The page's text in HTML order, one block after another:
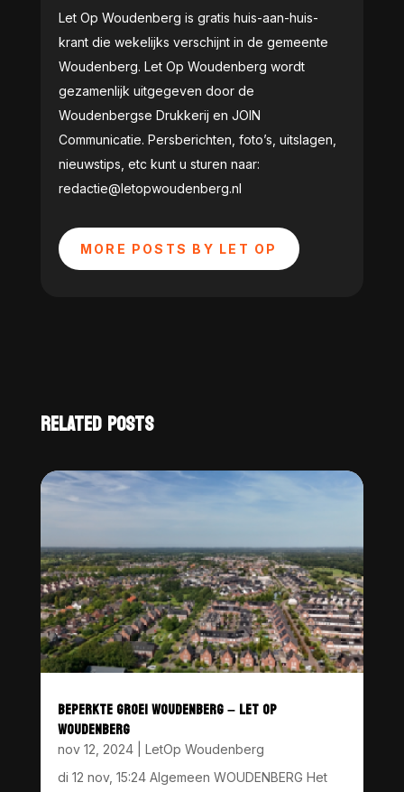
Let Op Woudenberg is gratis huis-aan-huis-
krant die wekelijks verschijnt in de gemeente
Woudenberg. Let Op Woudenberg wordt
gezamenlijk uitgegeven door de
Woudenbergse Drukkerij en JOIN
Communicatie. Persberichten, foto’s, uitslagen,
nieuwstips, etc kunt u sturen naar:
redactie@letopwoudenberg.nl
MORE POSTS BY LET OP
RELATED POSTS
BEPERKTE GROEI WOUDENBERG – LET OP
WOUDENBERG
nov 12, 2024| LetOp Woudenberg
di 12 nov, 15:24 Algemeen WOUDENBERG Het